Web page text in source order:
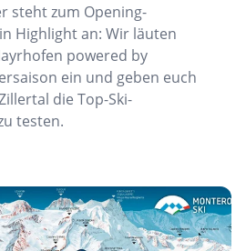
steht zum Opening-
Highlight an: Wir läuten
powered by
ein und geben euch
die Top-Ski-
testen.